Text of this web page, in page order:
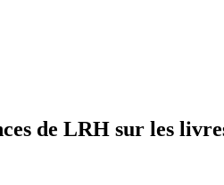
de LRH sur les